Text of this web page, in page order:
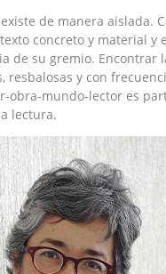
de manera aislada.
concreto y material y
de su gremio. Encontrar
resbalosas y con
obra-mundo-lector es
lectura.